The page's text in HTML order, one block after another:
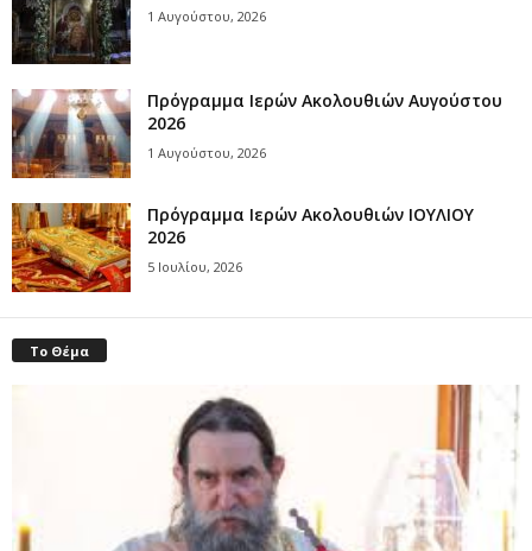
1 Αυγούστου, 2026
Πρόγραμμα Ιερών Ακολουθιών Αυγούστου
2026
1 Αυγούστου, 2026
Πρόγραμμα Ιερών Ακολουθιών ΙΟΥΛΙΟΥ
2026
5 Ιουλίου, 2026
Το Θέμα